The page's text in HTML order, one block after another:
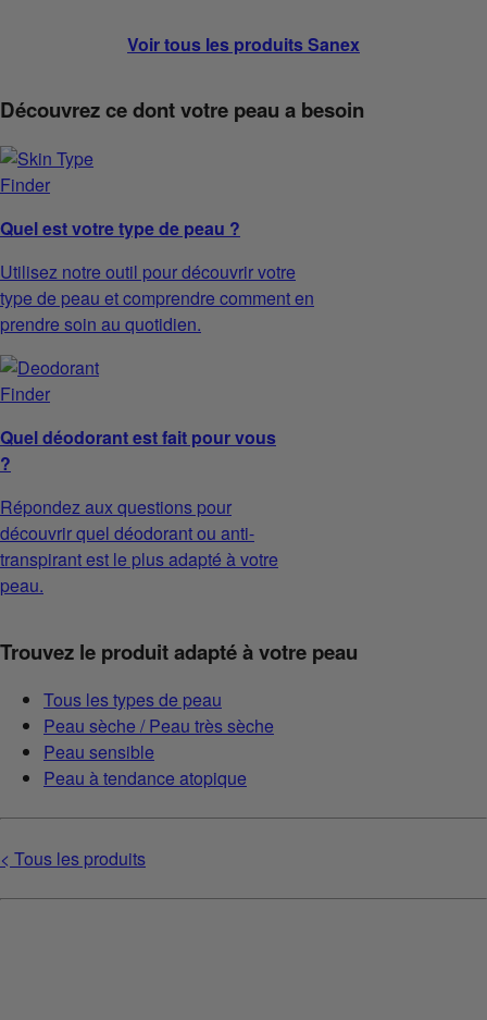
Voir tous les produits Sanex
Découvrez ce dont votre peau a besoin
Quel est votre type de peau ?
Utilisez notre outil pour découvrir votre
type de peau et comprendre comment en
prendre soin au quotidien.
Quel déodorant est fait pour vous
?
Répondez aux questions pour
découvrir quel déodorant ou anti-
transpirant est le plus adapté à votre
peau.
Trouvez le produit adapté à votre peau
Tous les types de peau
Peau sèche / Peau très sèche
Peau sensible
Peau à tendance atopique
< Tous les produits